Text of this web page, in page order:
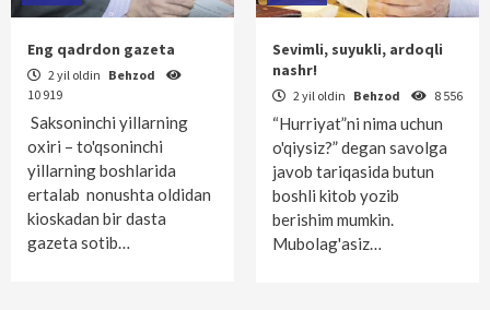
Eng qadrdon gazeta
2 yil oldin Behzod
10 919
Saksoninchi yillarning
oxiri – to'qsoninchi
yillarning boshlarida
ertalab nonushta oldidan
kioskadan bir dasta
gazeta sotib…
Sevimli, suyukli, ardoqli
nashr!
2 yil oldin Behzod 8 556
“Hurriyat”ni nima uchun
o'qiysiz?” degan savolga
javob tariqasida butun
boshli kitob yozib
berishim mumkin.
Mubolag'asiz…